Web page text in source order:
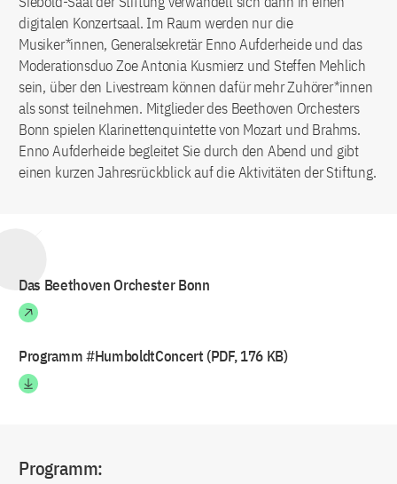
digitalen Konzertsaal. Im Raum werden nur die
Musiker*innen, Generalsekretär Enno Aufderheide und das
Moderationsduo Zoe Antonia Kusmierz und Steffen Mehlich
sein, über den Livestream können dafür mehr Zuhörer*innen
als sonst teilnehmen. Mitglieder des Beethoven Orchesters
Bonn spielen Klarinettenquintette von Mozart und Brahms.
Enno Aufderheide begleitet Sie durch den Abend und gibt
einen kurzen Jahresrückblick auf die Aktivitäten der Stiftung.
Das Beethoven Orchester Bonn
Programm #HumboldtConcert (PDF, 176 KB)
Programm: